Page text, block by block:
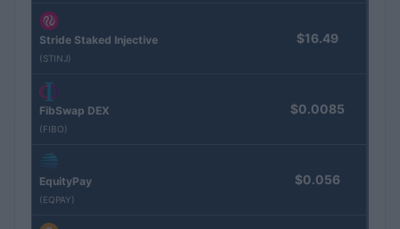
Stride Staked Injective
(STINJ)
$16.49
FibSwap DEX
(FIBO)
$0.0085
EquityPay
(EQPAY)
$0.056